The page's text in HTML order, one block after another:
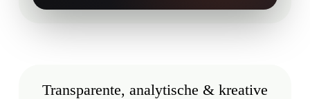
Transparente, analytische & kreative